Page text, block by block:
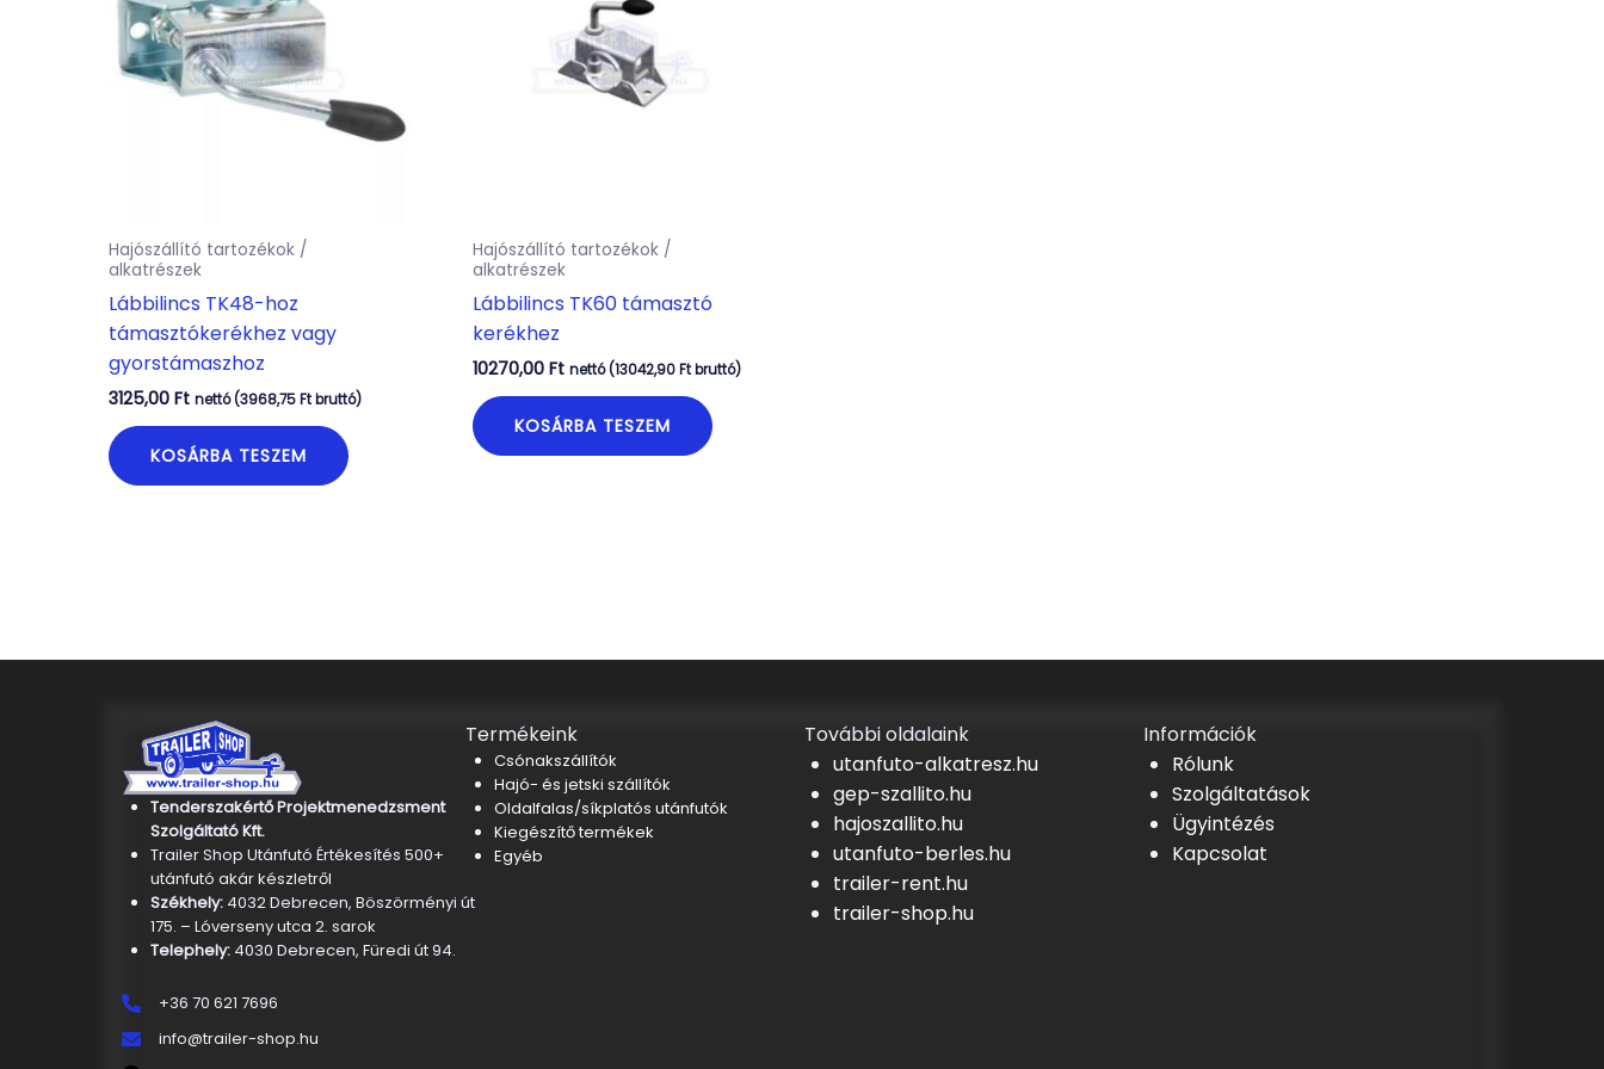
Hajószállító tartozékok /
alkatrészek
Lábbilincs TK48-hoz
támasztókerékhez vagy
gyorstámaszhoz
3125,00Ft nettó (3968,75 Ft bruttó)
KOSÁRBA TESZEM
Hajószállító tartozékok /
alkatrészek
Lábbilincs TK60 támasztó
kerékhez
10270,00Ft nettó (13042,90 Ft bruttó)
KOSÁRBA TESZEM
Tenderszakértő Projektmenedzsment
Szolgáltató Kft.
Trailer Shop Utánfutó Értékesítés 500+
utánfutó akár készletről
Székhely: 4032 Debrecen, Böszörményi út
175. – Lóverseny utca 2. sarok
Telephely: 4030 Debrecen, Füredi út 94.
+36 70 621 7696
info@trailer-shop.hu
Termékeink
Csónakszállítók
Hajó- és jetski szállítók
Oldalfalas/síkplatós utánfutók
Kiegészítő termékek
Egyéb
További oldalaink
utanfuto-alkatresz.hu
gep-szallito.hu
hajoszallito.hu
utanfuto-berles.hu
trailer-rent.hu
trailer-shop.hu
Információk
Rólunk
Szolgáltatások
Ügyintézés
Kapcsolat